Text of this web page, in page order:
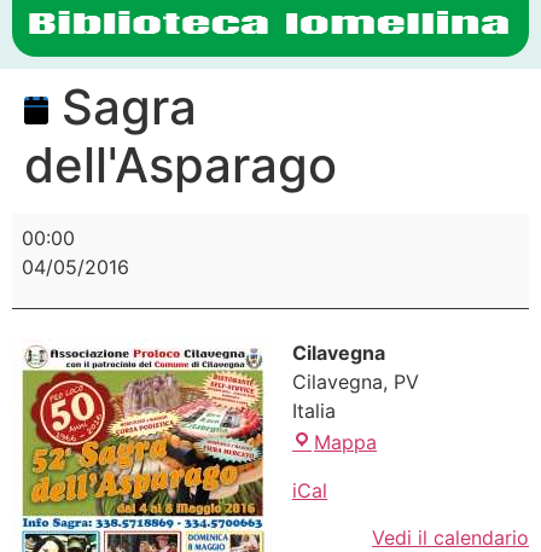
Sagra
dell'Asparago
00:00
04/05/2016
Cilavegna
Cilavegna, PV
Italia
Mappa
iCal
Vedi il calendario